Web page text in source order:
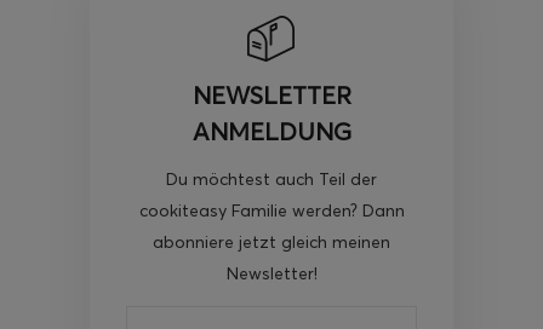
NEWSLETTER
ANMELDUNG
Du möchtest auch Teil der
cookiteasy Familie werden? Dann
abonniere jetzt gleich meinen
Newsletter!